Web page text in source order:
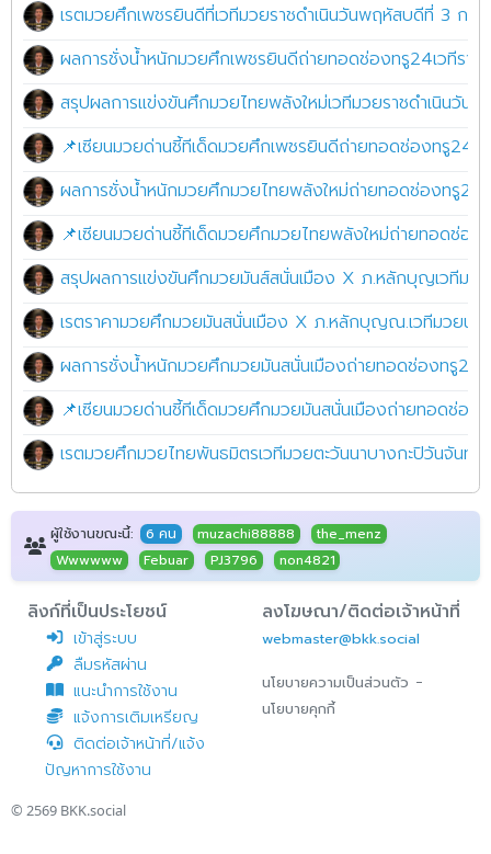
เรตมวยศึกเพชรยินดีที่เวทีมวยราชดำเนินวันพฤหัสบดีที่ 3 กร
ผลการชั่งน้ำหนักมวยศึกเพชรยินดีถ่ายทอดช่องทรู24เวทีรา
สรุปผลการแข่งขันศึกมวยไทยพลังใหม่เวทีมวยราชดำเนินวั
📌เซียนมวยด่านชี้ทีเด็ดมวยศึกเพชรยินดีถ่ายทอดช่องทรู24เ
ผลการชั่งน้ำหนักมวยศึกมวยไทยพลังใหม่ถ่ายทอดช่องทรู24.
📌เซียนมวยด่านชี้ทีเด็ดมวยศึกมวยไทยพลังใหม่ถ่ายทอดช่อง
สรุปผลการแข่งขันศึกมวยมันส์สนั่นเมือง X ภ.หลักบุญเวทีมวย
เรตราคามวยศึกมวยมันสนั่นเมือง X ภ.หลักบุญณ.เวทีมวยนา
ผลการชั่งน้ำหนักมวยศึกมวยมันสนั่นเมืองถ่ายทอดช่องทรู24
📌เซียนมวยด่านชี้ทีเด็ดมวยศึกมวยมันสนั่นเมืองถ่ายทอดช่อง
เรตมวยศึกมวยไทยพันธมิตรเวทีมวยตะวันนาบางกะปิวันจัน
ผู้ใช้งานขณะนี้: 6 คน muzachi88888
the_menz
Wwwwww
Febuar PJ3796 non4821
ลิงก์ที่เป็นประโยชน์
เข้าสู่ระบบ
ลืมรหัสผ่าน
แนะนำการใช้งาน
แจ้งการเติมเหรียญ
ติดต่อเจ้าหน้าที่/แจ้ง
ปัญหาการใช้งาน
ลงโฆษณา/ติดต่อเจ้าหน้าที่
webmaster@bkk.social
นโยบายความเป็นส่วนตัว -
นโยบายคุกกี้
© 2569 BKK.social